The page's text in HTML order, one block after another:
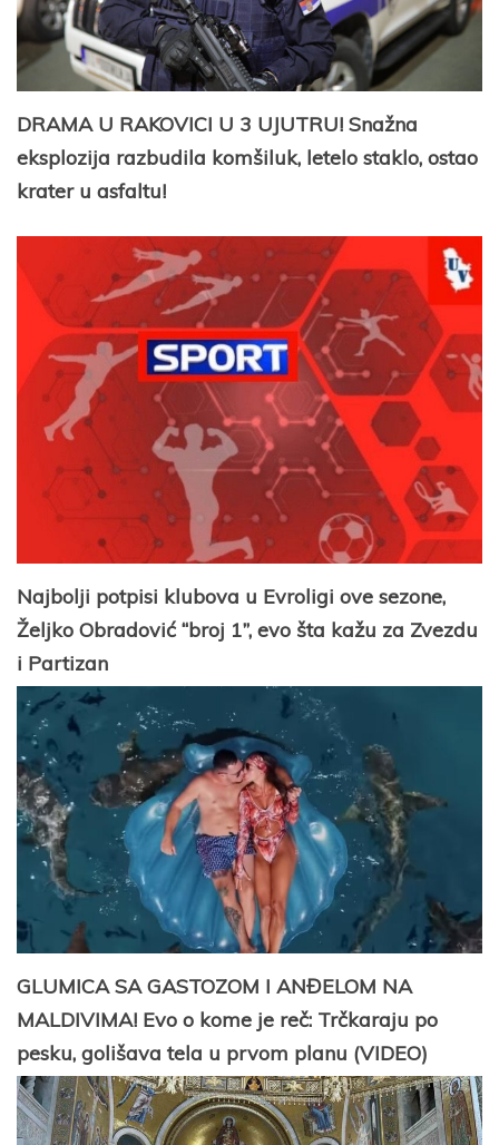
DRAMA U RAKOVICI U 3 UJUTRU! Snažna
eksplozija razbudila komšiluk, letelo staklo, ostao
krater u asfaltu!
Najbolji potpisi klubova u Evroligi ove sezone,
Željko Obradović “broj 1”, evo šta kažu za Zvezdu
i Partizan
GLUMICA SA GASTOZOM I ANĐELOM NA
MALDIVIMA! Evo o kome je reč: Trčkaraju po
pesku, golišava tela u prvom planu (VIDEO)